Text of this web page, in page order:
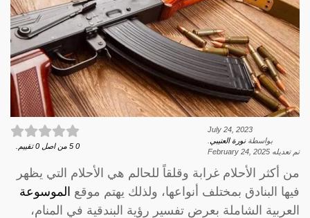
July 24, 2023
بواسطةنورة العتيبي
تم تعديله February 24, 2025
0
5 من اصل 0 تقييم.
من أكثر الأحلام غرابة وقلقاً للحالم هي الأحلام التي يظهر
فيها البنادق بمختلف أنواعها، ولذلك يهتم موقع الموسوعة
العربية الشاملة بعرض تفسير رؤية البندقية في المنام،